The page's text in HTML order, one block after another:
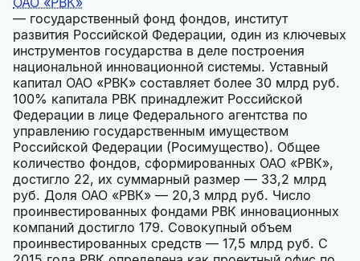
— государственный фонд фондов, институт
развития Российской Федерации, один из ключевых
инструментов государства в деле построения
национальной инновационной системы. Уставный
капитал ОАО «РВК» составляет более 30 млрд руб.
100% капитала РВК принадлежит Российской
Федерации в лице Федерального агентства по
управлению государственным имуществом
Российской Федерации (Росимущество). Общее
количество фондов, сформированных ОАО «РВК»,
достигло 22, их суммарный размер — 33,2 млрд
руб. Доля ОАО «РВК» — 20,3 млрд руб. Число
проинвестированных фондами РВК инновационных
компаний достигло 179. Совокупный объем
проинвестированных средств — 17,5 млрд руб. C